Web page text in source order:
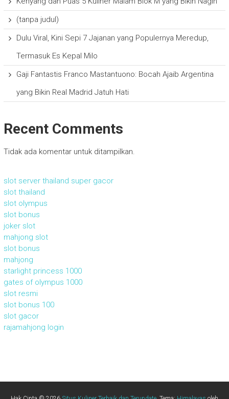
(tanpa judul)
Dulu Viral, Kini Sepi 7 Jajanan yang Populernya Meredup,
Termasuk Es Kepal Milo
Gaji Fantastis Franco Mastantuono: Bocah Ajaib Argentina
yang Bikin Real Madrid Jatuh Hati
Recent Comments
Tidak ada komentar untuk ditampilkan.
slot server thailand super gacor
slot thailand
slot olympus
slot bonus
joker slot
mahjong slot
slot bonus
mahjong
starlight princess 1000
gates of olympus 1000
slot resmi
slot bonus 100
slot gacor
rajamahjong login